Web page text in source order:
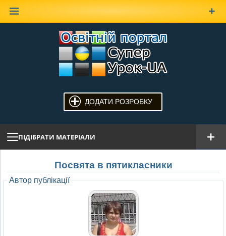
ДОДАТИ РОЗРОБКУ
ПІДІБРАТИ МАТЕРІАЛИ
Посвята в пятикласники
Автор публікації